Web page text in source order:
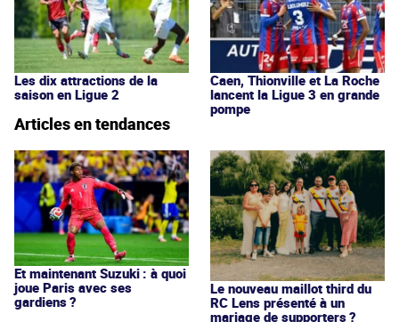
Les dix attractions de la
saison en Ligue 2
Caen, Thionville et La Roche
lancent la Ligue 3 en grande
pompe
Articles en tendances
Et maintenant Suzuki : à quoi
joue Paris avec ses
gardiens ?
Le nouveau maillot third du
RC Lens présenté à un
mariage de supporters ?